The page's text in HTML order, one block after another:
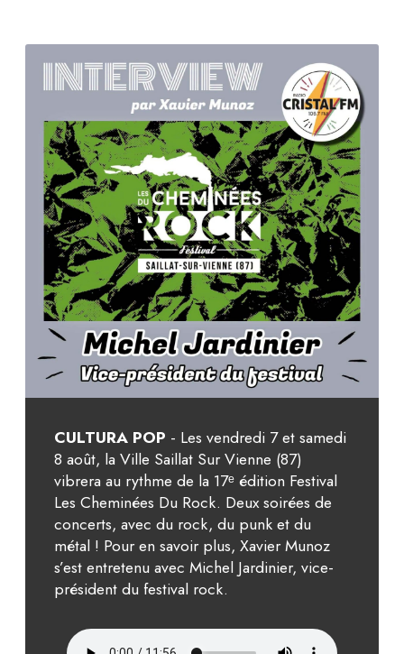
CULTURA POP - Les vendredi 7 et samedi
8 août, la Ville Saillat Sur Vienne (87)
vibrera au rythme de la 17ᵉ édition Festival
Les Cheminées Du Rock. Deux soirées de
concerts, avec du rock, du punk et du
métal ! Pour en savoir plus, Xavier Munoz
s’est entretenu avec Michel Jardinier, vice-
président du festival rock.